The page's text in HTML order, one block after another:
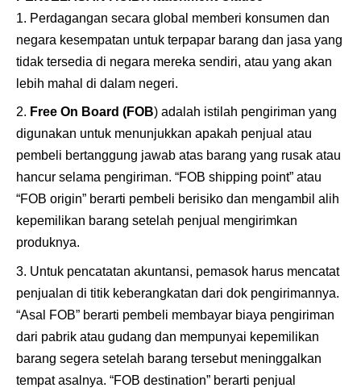
Perdagangan secara global memberi konsumen dan
negara kesempatan untuk terpapar barang dan jasa yang
tidak tersedia di negara mereka sendiri, atau yang akan
lebih mahal di dalam negeri.
Free On Board (FOB) adalah istilah pengiriman yang
digunakan untuk menunjukkan apakah penjual atau
pembeli bertanggung jawab atas barang yang rusak atau
hancur selama pengiriman. “FOB shipping point” atau
“FOB origin” berarti pembeli berisiko dan mengambil alih
kepemilikan barang setelah penjual mengirimkan
produknya.
Untuk pencatatan akuntansi, pemasok harus mencatat
penjualan di titik keberangkatan dari dok pengirimannya.
“Asal FOB” berarti pembeli membayar biaya pengiriman
dari pabrik atau gudang dan mempunyai kepemilikan
barang segera setelah barang tersebut meninggalkan
tempat asalnya. “FOB destination” berarti penjual